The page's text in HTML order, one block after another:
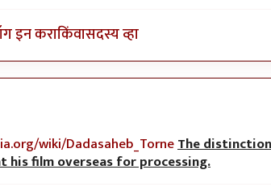
इन कराकिंवासदस्य व्हा
wiki/Dadasaheb_TorneThe
his film overseas for processing.